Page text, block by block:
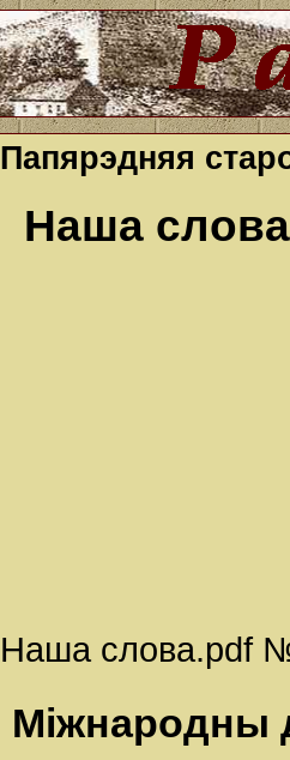
Папярэдняя
Наша
Наша слова.pdf №
Міжнародны